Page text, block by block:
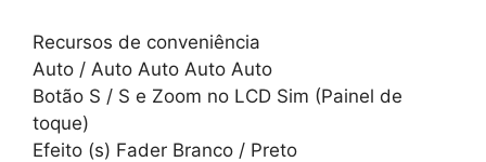
Recursos de conveniência
Auto / Auto Auto Auto Auto
Botão S / S e Zoom no LCD Sim (Painel de
toque)
Efeito (s) Fader Branco / Preto